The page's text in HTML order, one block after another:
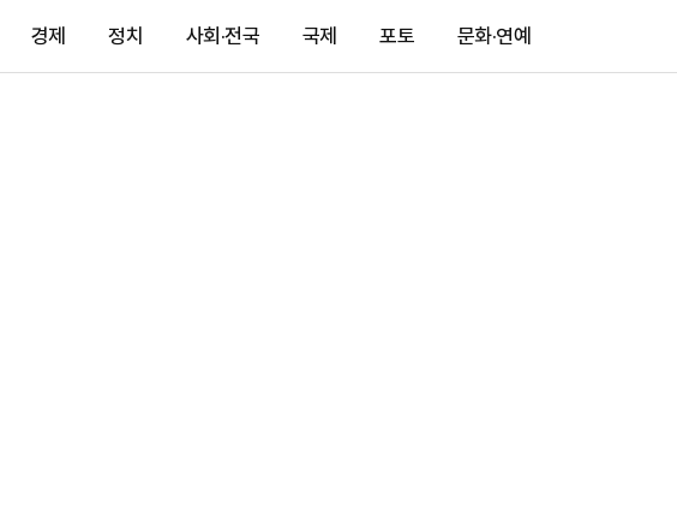
경제 정치 사회·전국 국제 포토 문화·연예